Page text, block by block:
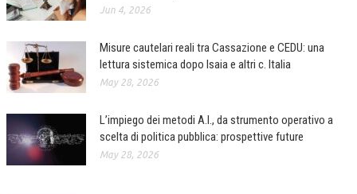
Jun 4, 2026
Misure cautelari reali tra Cassazione e CEDU: una
lettura sistemica dopo Isaia e altri c. Italia
May 28, 2026
L’impiego dei metodi A.I., da strumento operativo a
scelta di politica pubblica: prospettive future
May 28, 2026